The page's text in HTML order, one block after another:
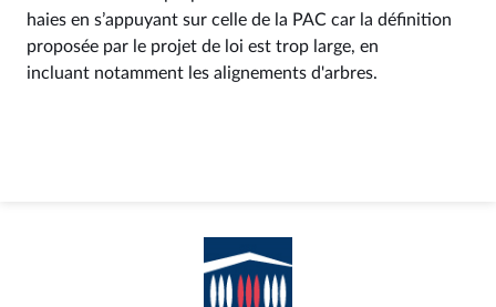
haies en s’appuyant sur celle de la PAC car la définition
proposée par le projet de loi est trop large, en
incluant notamment les alignements d'arbres.